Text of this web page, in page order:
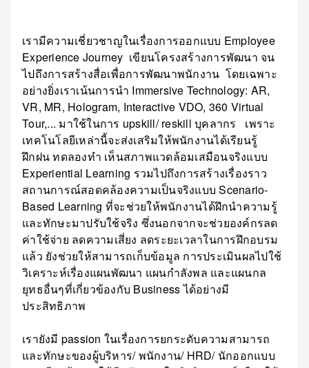
เรามีความเชี่ยวชาญในเรื่องการออกแบบ Employee
Experience Journey เขียนโครงสร้างการพัฒนา จน
ไปถึงการสร้างสื่อเพื่อการพัฒนาพนักงาน โดยเฉพาะ
อย่างยิ่งเราเน้นการนำ Immersive Technology: AR,
VR, MR, Hologram, Interactive VDO, 360 Virtual
Tour,... มาใช้ในการ upskill/ reskill บุคลากร เพราะ
เทคโนโลยีเหล่านี้จะส่งเสริมให้พนักงานได้เรียนรู้
ฝึกฝน ทดลองทำ เห็นสภาพแวดล้อมเสมือนจริงแบบ
Experiential Learning รวมไปถึงการสร้างเรื่องราว
สถานการณ์สอดคล้องความเป็นจริงแบบ Scenario-
Based Learning ที่จะช่วยให้พนักงานได้ฝึกนำความรู้
และทักษะมาปรับใช้จริง ซึ่งนอกจากจะช่วยองค์กรลด
ค่าใช้จ่าย ลดความเสี่ยง ลดระยะเวลาในการฝึกอบรม
แล้ว ยังช่วยให้สามารถเก็บข้อมูล การประเมินผลไปใช้
วิเคราะห์เรื่องแผนพัฒนา แผนกำลังพล และแผนกล
ยุทธอื่นๆที่เกี่ยวข้องกับ Business ได้อย่างมี
ประสิทธิภาพ
เรายังมี passion ในเรื่องการยกระดับความสามารถ
และทักษะของผู้บริหาร/ พนักงาน/ HRD/ นักออกแบบ